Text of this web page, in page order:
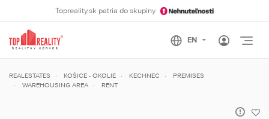
Topreality.sk patria do skupiny
REALESTATES KOŠICE - OKOLIE KECHNEC
PREMISES
WAREHOUSING AREA
RENT